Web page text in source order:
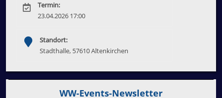
Termin:
23.04.2026 17:00
Standort:
Stadthalle, 57610 Altenkirchen
WW-Events-Newsletter